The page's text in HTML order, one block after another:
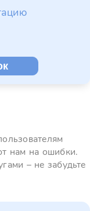
нам на ошибки.
– не забудьте